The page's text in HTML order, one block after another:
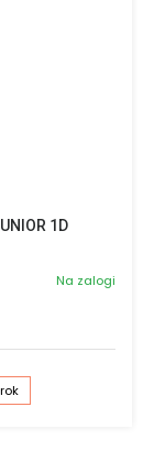
1D
Na zalogi